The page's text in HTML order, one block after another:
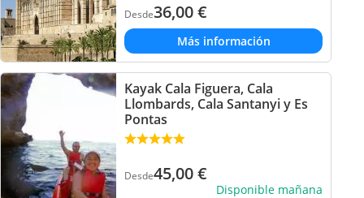
Desde36,00€
Más información
Kayak Cala Figuera, Cala
Llombards, Cala Santanyi y Es
Pontas
Desde45,00€
Disponible mañana